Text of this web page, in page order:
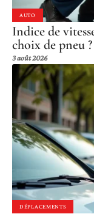
AUTO
Indice de
choix de pneu ?
3 août 2026
DÉPLACEMENTS